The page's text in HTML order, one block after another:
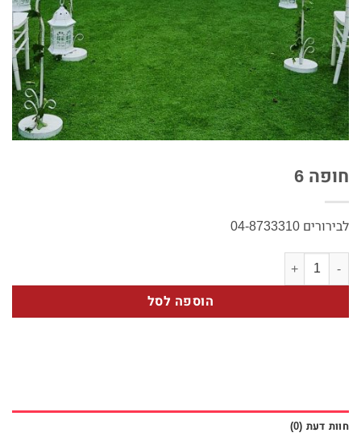
חופה 6
לבירורים 04-8733310
כמות של חופה 6
הוספה לסל
חוות דעת (0)